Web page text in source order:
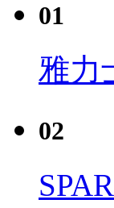
01
雅力
02